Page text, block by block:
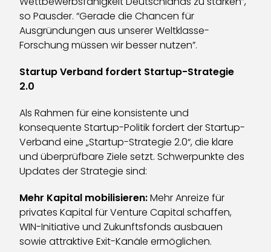
so Pausder. “Gerade die Chancen für
Ausgründungen aus unserer Weltklasse-
Forschung müssen wir besser nutzen”.
Startup Verband fordert Startup-Strategie
2.0
Als Rahmen für eine konsistente und
konsequente Startup-Politik fordert der Startup-
Verband eine „Startup-Strategie 2.0“, die klare
und überprüfbare Ziele setzt. Schwerpunkte des
Updates der Strategie sind:
Mehr Kapital mobilisieren:Mehr Anreize für
privates Kapital für Venture Capital schaffen,
WIN-Initiative und Zukunftsfonds ausbauen
sowie attraktive Exit-Kanäle ermöglichen.